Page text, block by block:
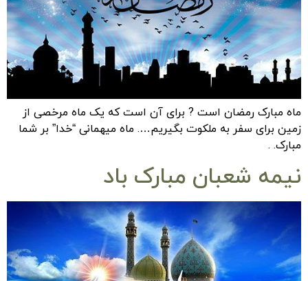
ماه مبارک رمضان است ? برای آن است که یک ماه مرخصی از
زمین برای سفر به ملکوت بگیریم…. ماه میهمانی “خدا” بر شما
مبارک. .
نیمه شعبان مبارک باد